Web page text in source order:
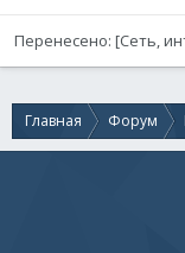
Перенесено: [Сеть,
Главная Форум